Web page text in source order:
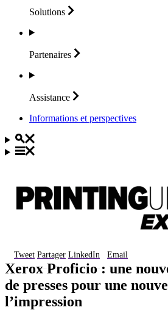
Solutions
Partenaires
Assistance
Informations et perspectives
Tweet Partager LinkedIn Email
Xerox Proficio : une
de presses pour une
l’impression